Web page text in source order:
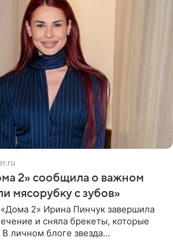
2» сообщила о важном
мясорубку с зубов»
2» Ирина Пинчук завершила
и сняла брекеты, которые
личном блоге звезда